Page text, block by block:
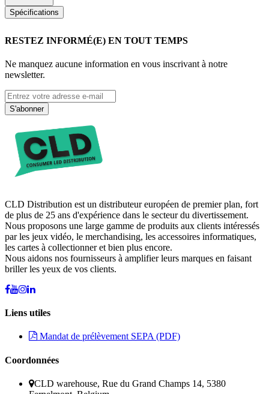
Spécifications
RESTEZ INFORMÉ(E) EN TOUT TEMPS
Ne manquez aucune information en vous inscrivant à notre
newsletter.
S'abonner
CLD Distribution est un distributeur européen de premier plan, fort
de plus de 25 ans d'expérience dans le secteur du divertissement.
Nous proposons une large gamme de produits aux clients intéressés
par les jeux vidéo, le merchandising, les accessoires informatiques,
les cartes à collectionner et bien plus encore.
Nous aidons nos fournisseurs à amplifier leurs marques en faisant
briller les yeux de vos clients.
Liens utiles
Mandat de prélèvement SEPA (PDF)
Coordonnées
CLD warehouse, Rue du Grand Champs 14, 5380